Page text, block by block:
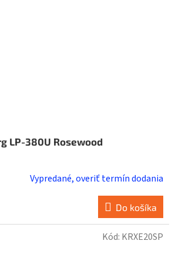
LP-380U Rosewood
Vypredané, overiť termín dodania
Do košíka
Kód: KRXE20SP